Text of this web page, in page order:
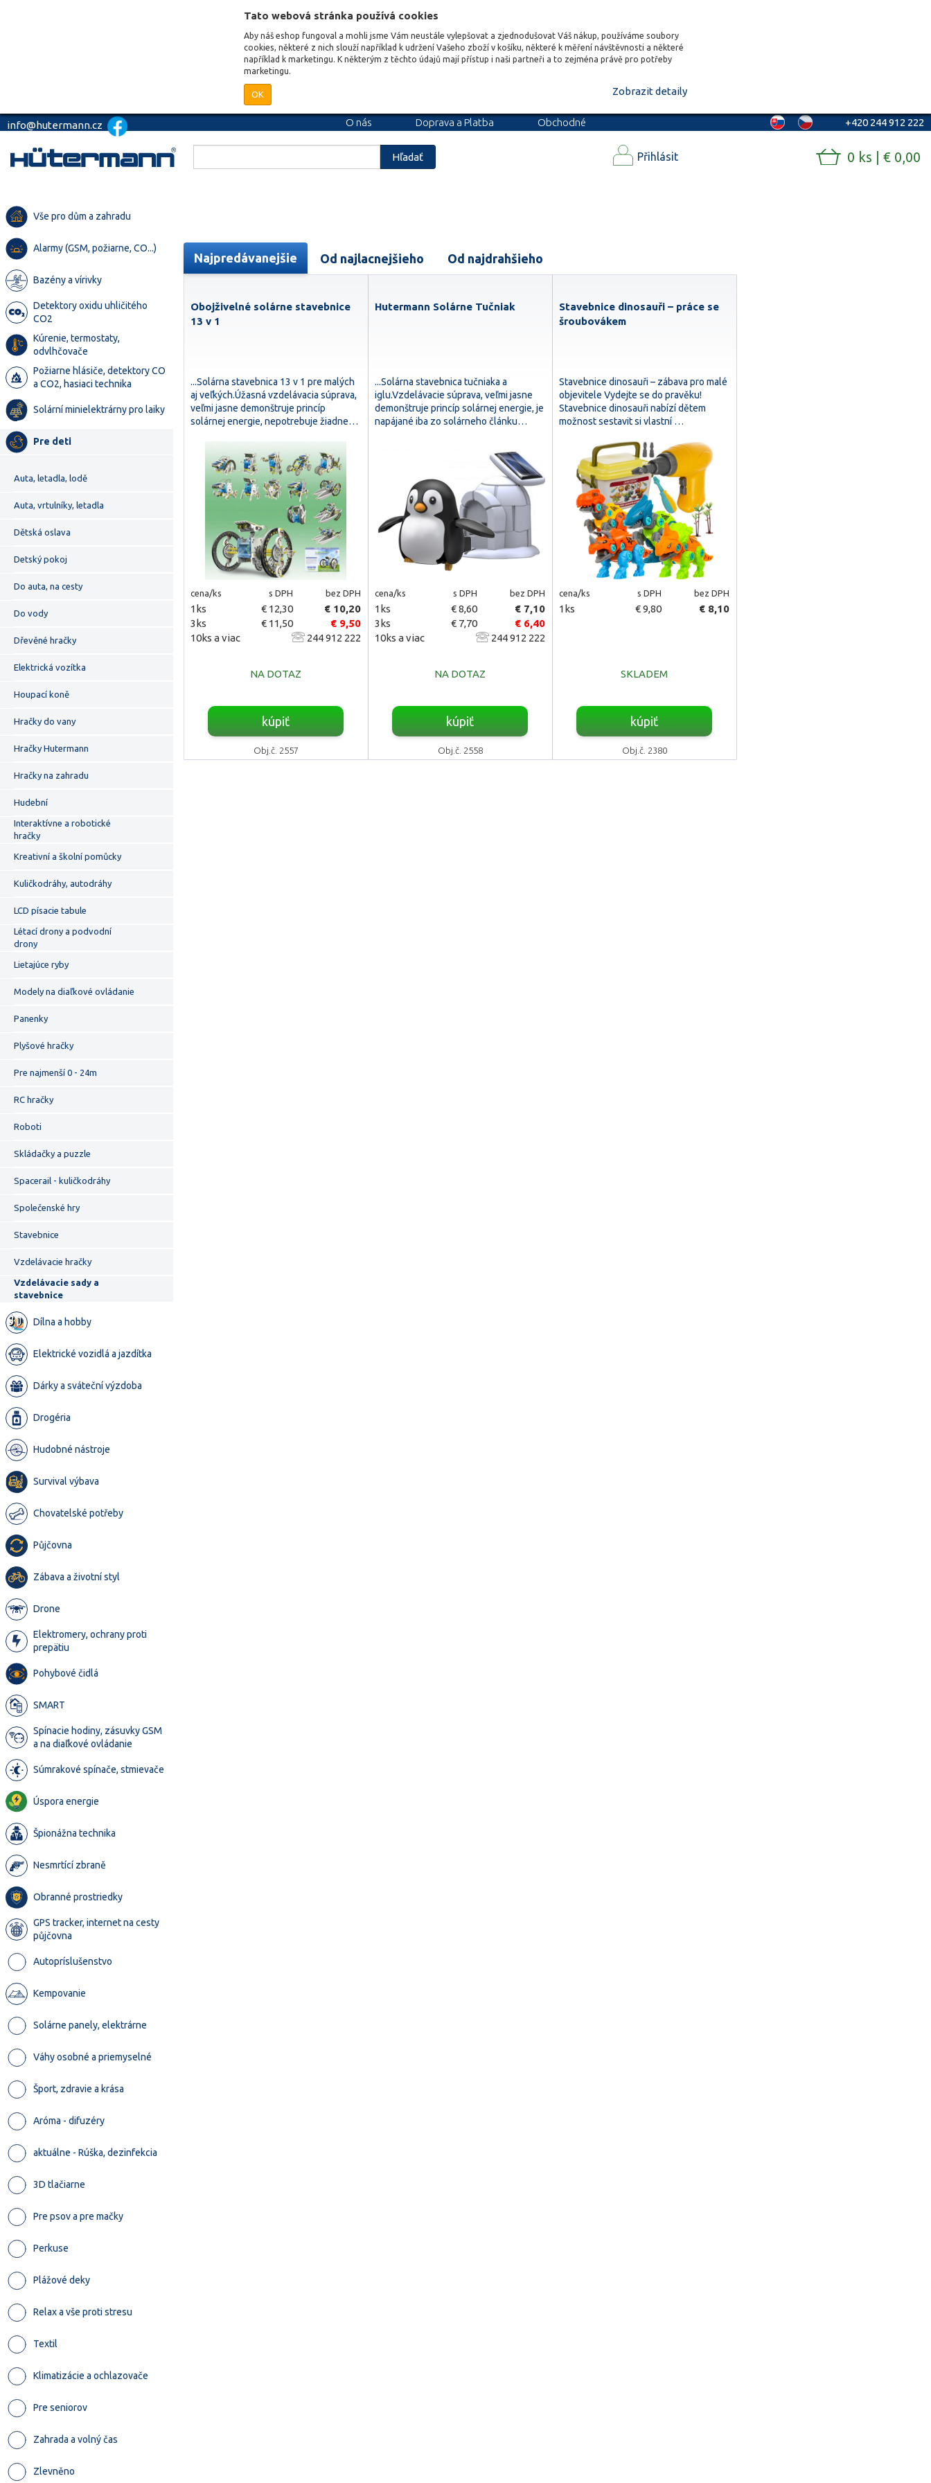
Tato webová stránka používá cookies
Aby náš eshop fungoval a mohli jsme Vám neustále vylepšovat a zjednodušovat Váš nákup, používáme soubory
cookies, některé z nich slouží například k udržení Vašeho zboží v košíku, některé k měření návštěvnosti a některé
například k marketingu. K některým z těchto údajů mají přístup i naši partneři a to zejména právě pro potřeby
marketingu.
OK Zobrazit detaily
info@hutermann.cz O nás Doprava a Platba
Obchodné
+420 244 912 222
Hľadať Přihlásit 0 ks | € 0,00
Vše pro dům a zahradu
Alarmy (GSM, požiarne, CO...)
Bazény a vírivky
Detektory oxidu uhličitého
CO2
Kúrenie, termostaty,
odvlhčovače
Požiarne hlásiče, detektory CO
a CO2, hasiaci technika
Solární minielektrárny pro laiky
Pre deti
Auta, letadla, lodě
Auta, vrtulníky, letadla
Dětská oslava
Detský pokoj
Do auta, na cesty
Do vody
Dřevěné hračky
Elektrická vozítka
Houpací koně
Hračky do vany
Hračky Hutermann
Hračky na zahradu
Hudební
Interaktívne a robotické
hračky
Kreativní a školní pomůcky
Kuličkodráhy, autodráhy
LCD písacie tabule
Létací drony a podvodní
drony
Lietajúce ryby
Modely na diaľkové ovládanie
Panenky
Plyšové hračky
Pre najmenší 0 - 24m
RC hračky
Roboti
Skládačky a puzzle
Spacerail - kuličkodráhy
Společenské hry
Stavebnice
Vzdelávacie hračky
Vzdelávacie sady a
stavebnice
Dílna a hobby
Elektrické vozidlá a jazdítka
Dárky a sváteční výzdoba
Drogéria
Hudobné nástroje
Survival výbava
Chovatelské potřeby
Půjčovna
Zábava a životní styl
Drone
Elektromery, ochrany proti
prepätiu
Pohybové čidlá
SMART
Spínacie hodiny, zásuvky GSM
a na diaľkové ovládanie
Súmrakové spínače, stmievače
Úspora energie
Špionážna technika
Nesmrtící zbraně
Obranné prostriedky
GPS tracker, internet na cesty
půjčovna
Autopríslušenstvo
Kempovanie
Solárne panely, elektrárne
Váhy osobné a priemyselné
Šport, zdravie a krása
Aróma - difuzéry
aktuálne - Rúška, dezinfekcia
3D tlačiarne
Pre psov a pre mačky
Perkuse
Plážové deky
Relax a vše proti stresu
Textil
Klimatizácie a ochlazovače
Pre seniorov
Zahrada a volný čas
Zlevněno
Najpredávanejšie Od najlacnejšieho Od najdrahšieho
Obojživelné solárne stavebnice
13 v 1
...Solárna stavebnica 13 v 1 pre malých
aj veľkých.Úžasná vzdelávacia súprava,
veľmi jasne demonštruje princíp
solárnej energie, nepotrebuje žiadne…
cena/ks s DPH bez DPH
1ks € 12,30
€ 10,20
3ks
€ 11,50
€ 9,50
10ks a viac
244 912 222
NA DOTAZ
kúpiť
Obj.č. 2557
Hutermann Solárne Tučniak
...Solárna stavebnica tučniaka a
iglu.Vzdelávacie súprava, veľmi jasne
demonštruje princíp solárnej energie, je
napájané iba zo solárneho článku…
cena/ks s DPH bez DPH
1ks € 8,60
€ 7,10
3ks
€ 7,70
€ 6,40
10ks a viac
244 912 222
NA DOTAZ
kúpiť
Obj.č. 2558
Stavebnice dinosauři – práce se
šroubovákem
Stavebnice dinosauři – zábava pro malé
objevitele Vydejte se do pravěku!
Stavebnice dinosauři nabízí dětem
možnost sestavit si vlastní …
cena/ks s DPH bez DPH
1ks € 9,80 € 8,10
SKLADEM
kúpiť
Obj.č. 2380